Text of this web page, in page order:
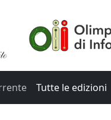
Tutte le edizioni